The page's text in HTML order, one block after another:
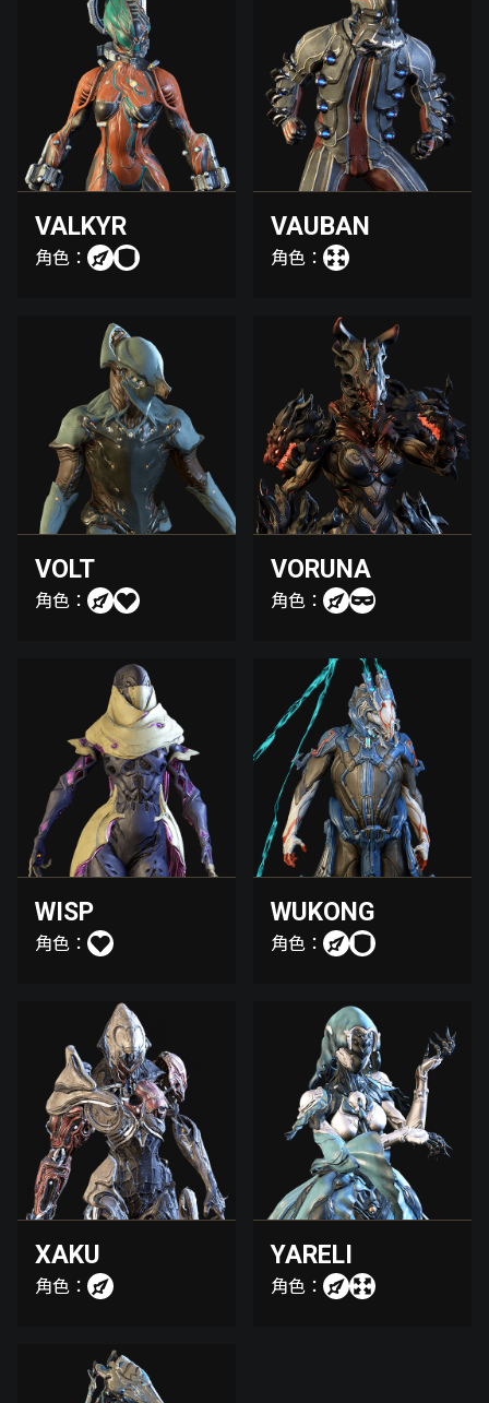
VALKYR
角色：
VAUBAN
角色：
VOLT
角色：
VORUNA
角色：
WISP
角色：
WUKONG
角色：
XAKU
角色：
YARELI
角色：